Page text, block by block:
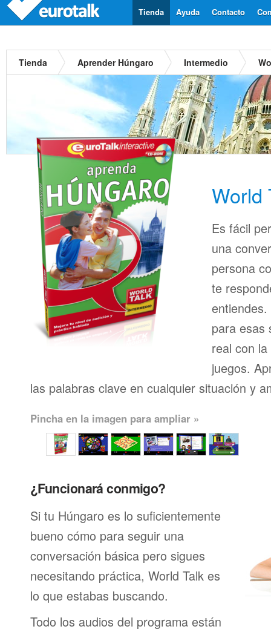
Contacto
Ayuda
Tienda
Tienda Aprender Húngaro Intermedio
World
Es fácil
una
persona
te
para esas
real con
juegos.
las palabras clave en cualquier situación y
Pincha en la imagen para ampliar »
¿Funcionará conmigo?
Si tu Húngaro es lo suficientemente
bueno cómo para seguir una
conversación básica pero sigues
necesitando práctica, World Talk es
lo que estabas buscando.
Todo los audios del programa están